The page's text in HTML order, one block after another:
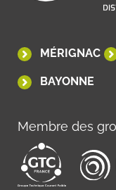
MÉRIGNAC
BAYONNE
Membre des